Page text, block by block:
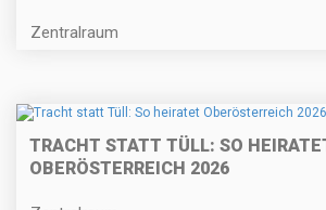
Zentralraum
TRACHT STATT TÜLL: SO
OBERÖSTERREICH 2026